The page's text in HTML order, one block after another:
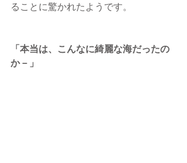
ることに驚かれたようです。
「本当は、こんなに綺麗な海だったの
か－」